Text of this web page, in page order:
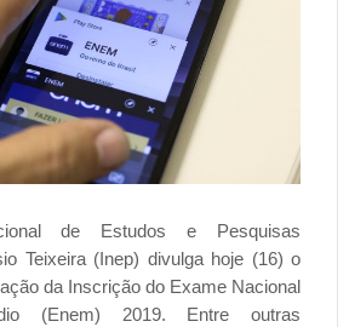
de Estudos e Pesquisas
Teixeira (Inep) divulga hoje (16) o
da Inscrição do Exame Nacional
(Enem) 2019. Entre outras